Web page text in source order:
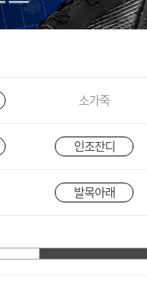
소가죽
인조잔디
발목아래